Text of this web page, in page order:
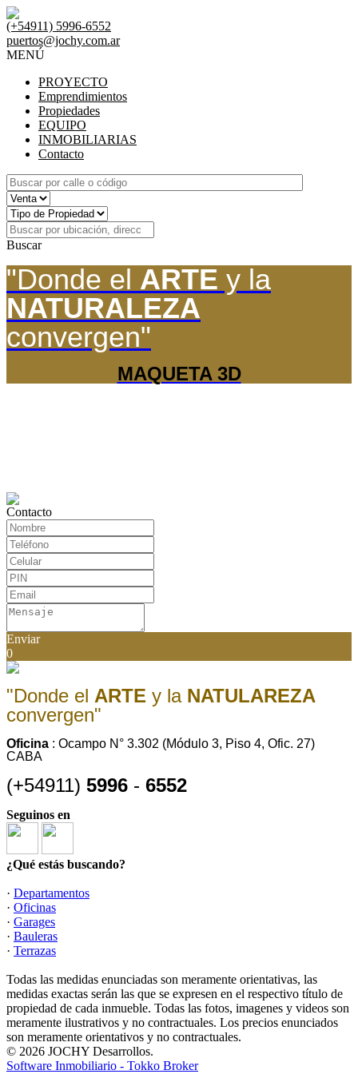
(+54911) 5996-6552
puertos@jochy.com.ar
MENÚ
PROYECTO
Emprendimientos
Propiedades
EQUIPO
INMOBILIARIAS
Contacto
Buscar
"Donde el ARTE y la
NATURALEZA
convergen"
MAQUETA 3D
Contacto
Enviar
0
"Donde el ARTE y la NATULAREZA
convergen"
Oficina : Ocampo N° 3.302 (Módulo 3, Piso 4, Ofic. 27)
CABA
(+54911) 5996 - 6552
Seguinos en
¿Qué estás buscando?
· Departamentos
· Oficinas
· Garages
· Bauleras
· Terrazas
Todas las medidas enunciadas son meramente orientativas, las
medidas exactas serán las que se expresen en el respectivo título de
propiedad de cada inmueble. Todas las fotos, imagenes y videos son
meramente ilustrativos y no contractuales. Los precios enunciados
son meramente orientativos y no contractuales.
© 2026 JOCHY Desarrollos.
Software Inmobiliario - Tokko Broker